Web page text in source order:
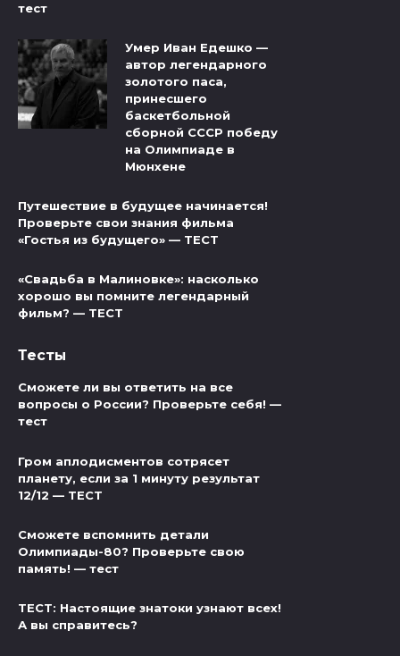
тест
Умер Иван Едешко —
автор легендарного
золотого паса,
принесшего
баскетбольной
сборной СССР победу
на Олимпиаде в
Мюнхене
Путешествие в будущее начинается!
Проверьте свои знания фильма
«Гостья из будущего» — ТЕСТ
«Свадьба в Малиновке»: насколько
хорошо вы помните легендарный
фильм? — ТЕСТ
Тесты
Сможете ли вы ответить на все
вопросы о России? Проверьте себя! —
тест
Гром аплодисментов сотрясет
планету, если за 1 минуту результат
12/12 — ТЕСТ
Сможете вспомнить детали
Олимпиады-80? Проверьте свою
память! — тест
ТЕСТ: Настоящие знатоки узнают всех!
А вы справитесь?